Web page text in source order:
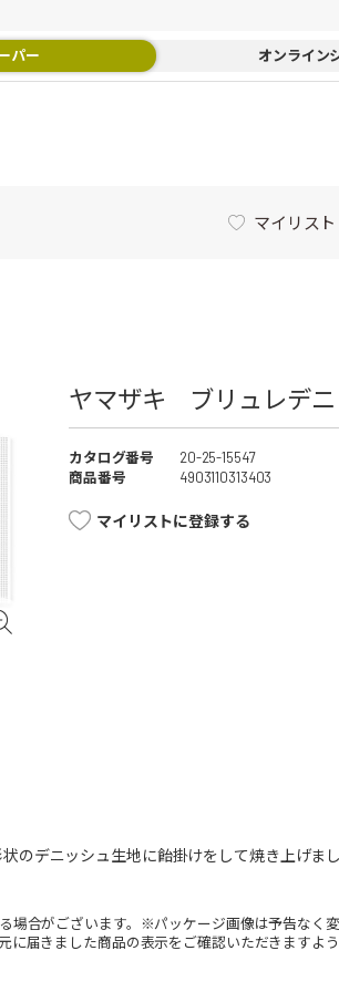
パー オンライン
マイリスト
ヤマザキ ブリュレデニ
カタログ番号
20-25-15547
商品番号
4903110313403
マイリストに登録する
のデニッシュ生地に飴掛けをして焼き上げ
場合がございます。※パッケージ画像は予告なく
に届きました商品の表示をご確認いただきますよう